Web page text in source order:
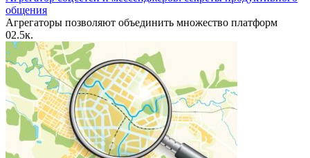
общения
Агрегаторы позволяют объединить множество платформ
02.5к.